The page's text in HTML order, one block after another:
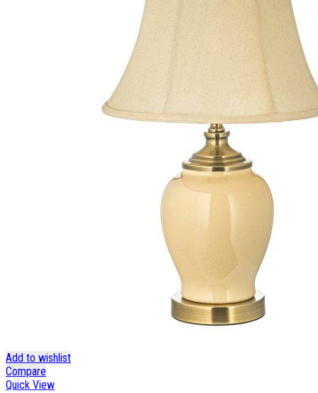
Add to wishlist
Compare
Quick View